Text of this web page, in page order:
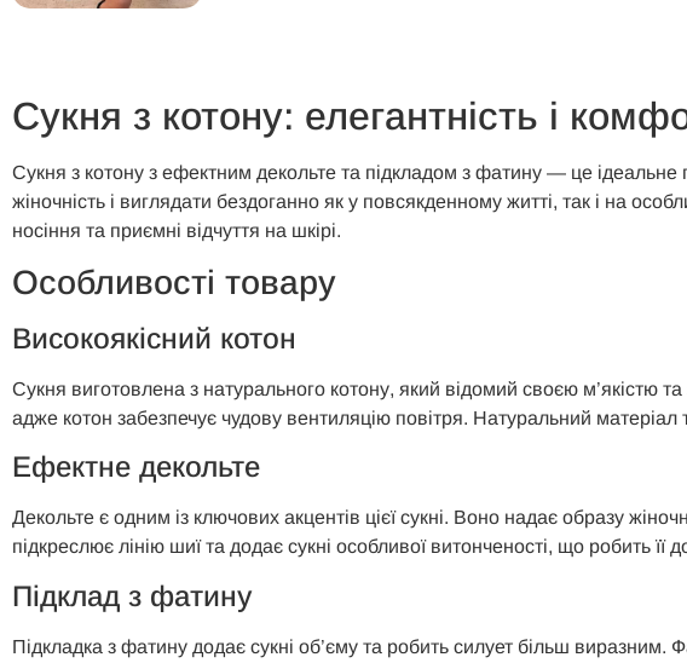
Сукня з котону: елегантність і
Сукня з котону з ефектним декольте та підкладом з фатину — це
жіночність і виглядати бездоганно як у повсякденному житті, так і на
носіння та приємні відчуття на шкірі.
Особливості товару
Високоякісний котон
Сукня виготовлена з натурального котону, який відомий своєю м’якістю
адже котон забезпечує чудову вентиляцію повітря. Натуральний
Ефектне декольте
Декольте є одним із ключових акцентів цієї сукні. Воно надає образу
підкреслює лінію шиї та додає сукні особливої витонченості, що робить
Підклад з фатину
Підкладка з фатину додає сукні об’єму та робить силует більш виразним.